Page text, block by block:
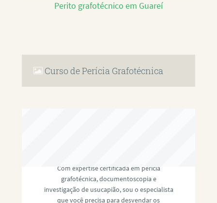
Perito grafotécnico em Guareí
Curso de Perícia Grafotécnica
Com expertise certificada em perícia
grafotécnica, documentoscopia e
investigação de usucapião, sou o especialista
que você precisa para desvendar os